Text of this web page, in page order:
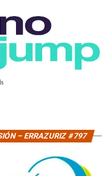
– ERRAZURIZ #797